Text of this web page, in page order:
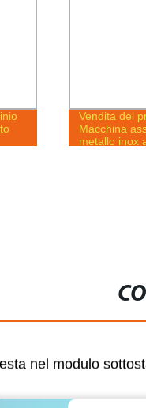
Vendita del
Macchina
metallo inox
nel modulo